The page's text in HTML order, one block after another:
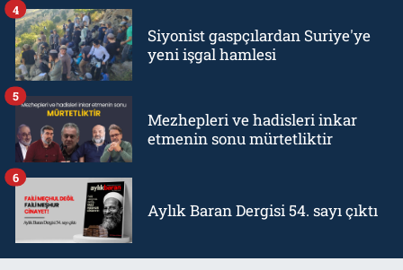
Siyonist gaspçılardan Suriye'ye
yeni işgal hamlesi
4
Mezhepleri ve hadisleri inkar
etmenin sonu mürtetliktir
5
Aylık Baran Dergisi 54. sayı çıktı
6